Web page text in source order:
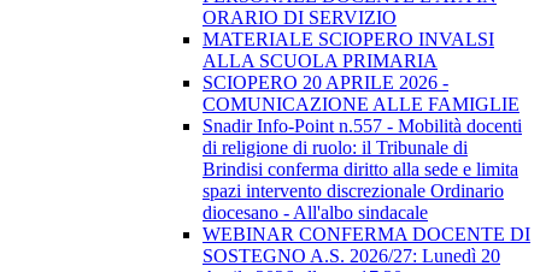
ORARIO DI SERVIZIO
MATERIALE SCIOPERO INVALSI
ALLA SCUOLA PRIMARIA
SCIOPERO 20 APRILE 2026 -
COMUNICAZIONE ALLE FAMIGLIE
Snadir Info-Point n.557 - Mobilità docenti
di religione di ruolo: il Tribunale di
Brindisi conferma diritto alla sede e limita
spazi intervento discrezionale Ordinario
diocesano - All'albo sindacale
WEBINAR CONFERMA DOCENTE DI
SOSTEGNO A.S. 2026/27: Lunedì 20